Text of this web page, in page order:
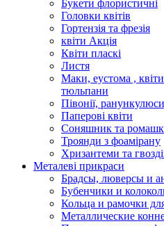
Букети флористичні
Головки квітів
Гортензія та фрезія
квіти Акція
Квіти пласкі
Листя
Маки, еустома ,
тюльпани
Півонії,
Паперові квіти
Соняшник та
Троянди з фоамірану
Хризантеми та
Металеві прикраси
Брадсы, люверсы и
Бубенчики и
Кольца и рамочки
Металлические